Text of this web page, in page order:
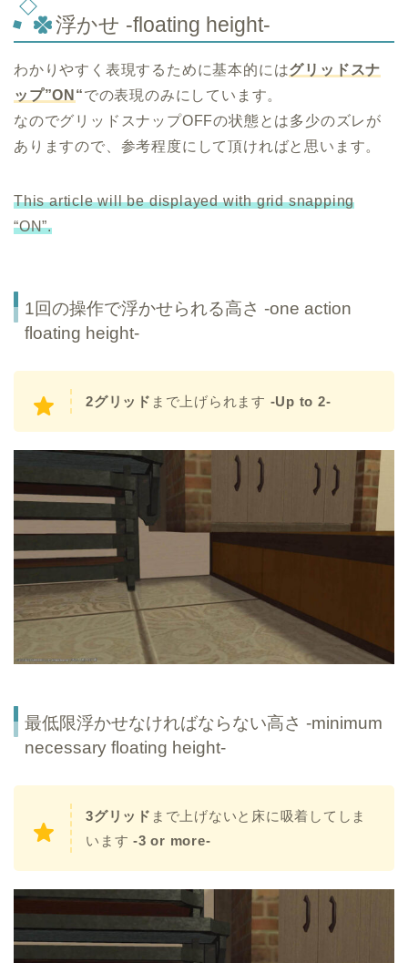
浮かせ -floating height-
わかりやすく表現するために基本的にはグリッドスナ
ップ”ON “での表現のみにしています。
なのでグリッドスナップOFFの状態とは多少のズレが
ありますので、参考程度にして頂ければと思います。
This article will be displayed with grid snapping
“ON”.
1回の操作で浮かせられる高さ -one action
floating height-
2グリッド まで上げられます -Up to 2-
最低限浮かせなければならない高さ -minimum
necessary floating height-
3グリッド まで上げないと床に吸着してしま
います-3 or more-